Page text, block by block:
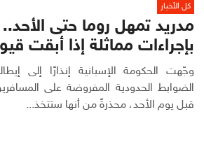
كل الأخبار
مدريد تمهل روما حتى
بإجراءات مماثلة إذا أبقت
وجّهت الحكومة الإسبانية إنذارًا إلى
الضوابط الحدودية المفروضة على
قبل يوم الأحد، محذرةً من أنها ستتخذ...